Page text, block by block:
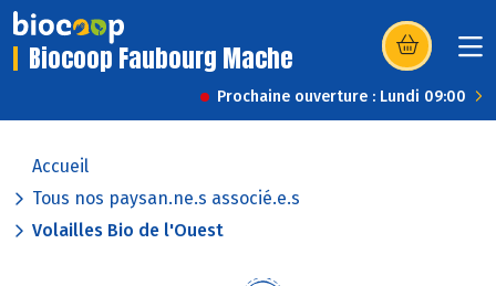
Biocoop Faubourg Mache (s’ouvre dans
Prochaine ouverture : Lundi 09:00
Accueil
Tous nos paysan.ne.s associé.e.s
Volailles Bio de l'Ouest